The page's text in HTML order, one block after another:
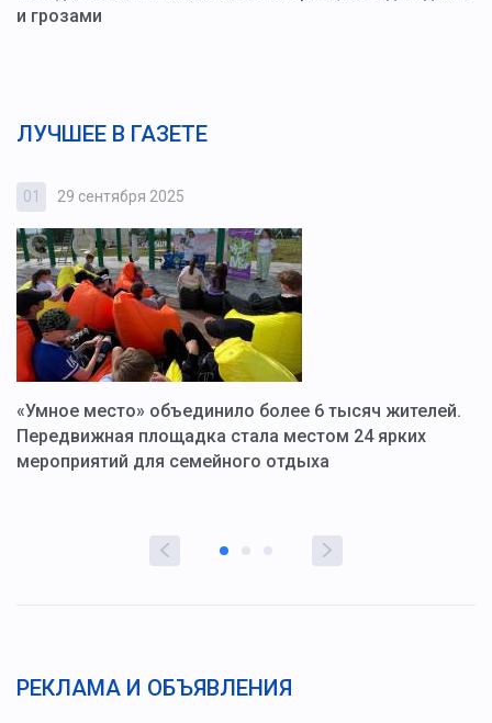
и грозами
ЛУЧШЕЕ В ГАЗЕТЕ
01 29 сентября 2025
«Умное место» объединило более 6 тысяч жителей.
Передвижная площадка стала местом 24 ярких
мероприятий для семейного отдыха
РЕКЛАМА И ОБЪЯВЛЕНИЯ